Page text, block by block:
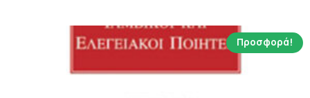
Προσφορά!